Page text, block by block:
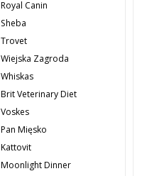
Royal Canin
Sheba
Trovet
Wiejska Zagroda
Whiskas
Brit Veterinary Diet
Voskes
Pan Mięsko
Kattovit
Moonlight Dinner